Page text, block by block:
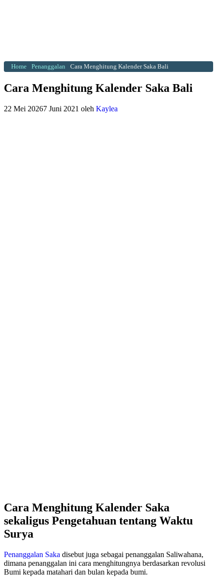
Home Penanggalan Cara Menghitung Kalender Saka Bali
Cara Menghitung Kalender Saka Bali
22 Mei 20267 Juni 2021 oleh Kaylea
Cara Menghitung Kalender Saka
sekaligus Pengetahuan tentang Waktu
Surya
Penanggalan Saka disebut juga sebagai penanggalan Saliwahana,
dimana penanggalan ini cara menghitungnya berdasarkan revolusi
Bumi kepada matahari dan bulan kepada bumi.